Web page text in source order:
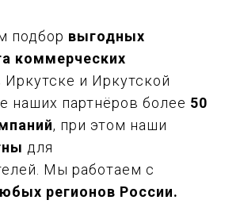
подбор выгодных
коммерческих
Иркутске и Иркутской
наших партнёров более 50
, при этом наши
для
Мы работаем с
регионов России.